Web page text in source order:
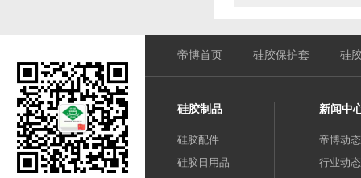
帝博首页 硅胶保护套 硅
硅胶制品
硅胶配件
硅胶日用品
新闻中
帝博动态
行业动态